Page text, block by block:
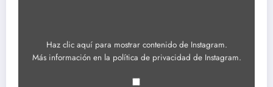
Haz clic aquí para mostrar contenido de Instagram.
Más información en la política de privacidad de Instagram.